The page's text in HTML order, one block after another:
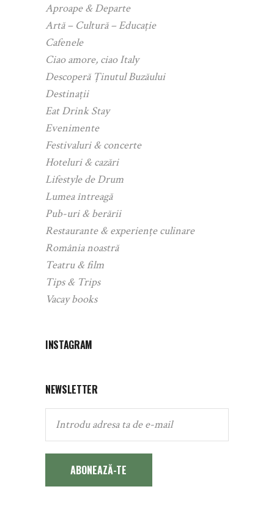
Aproape & Departe
Artă – Cultură – Educație
Cafenele
Ciao amore, ciao Italy
Descoperă Ținutul Buzăului
Destinații
Eat Drink Stay
Evenimente
Festivaluri & concerte
Hoteluri & cazări
Lifestyle de Drum
Lumea întreagă
Pub-uri & berării
Restaurante & experiențe culinare
România noastră
Teatru & film
Tips & Trips
Vacay books
INSTAGRAM
NEWSLETTER
ABONEAZĂ-TE